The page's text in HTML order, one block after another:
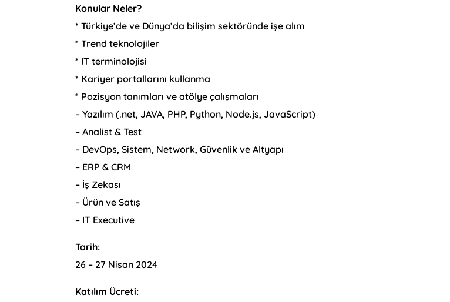
Konular Neler?
* Türkiye’de ve Dünya’da bilişim sektöründe işe alım
* Trend teknolojiler
* IT terminolojisi
* Kariyer portallarını kullanma
* Pozisyon tanımları ve atölye çalışmaları
– Yazılım (.net, JAVA, PHP, Python, Node.js, JavaScript)
– Analist & Test
– DevOps, Sistem, Network, Güvenlik ve Altyapı
– ERP & CRM
– İş Zekası
– Ürün ve Satış
– IT Executive
Tarih:
26 – 27 Nisan 2024
Katılım Ücreti: